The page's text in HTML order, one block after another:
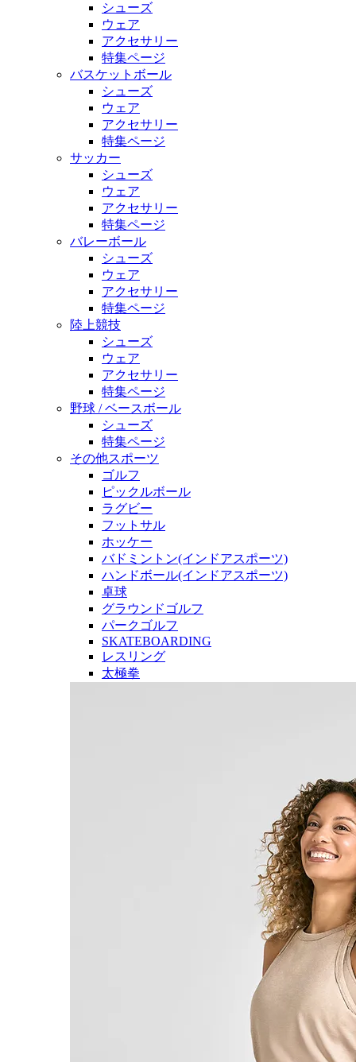
シューズ
ウェア
アクセサリー
特集ページ
バスケットボール
シューズ
ウェア
アクセサリー
特集ページ
サッカー
シューズ
ウェア
アクセサリー
特集ページ
バレーボール
シューズ
ウェア
アクセサリー
特集ページ
陸上競技
シューズ
ウェア
アクセサリー
特集ページ
野球 / ベースボール
シューズ
特集ページ
その他スポーツ
ゴルフ
ピックルボール
ラグビー
フットサル
ホッケー
バドミントン(インドアスポーツ)
ハンドボール(インドアスポーツ)
卓球
グラウンドゴルフ
パークゴルフ
SKATEBOARDING
レスリング
太極拳